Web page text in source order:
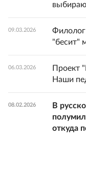
09.03.2026
Филолог
"бесит"
06.03.2026
Проект
Наши
08.02.2026
В
откуда